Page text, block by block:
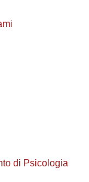
di Psicologia